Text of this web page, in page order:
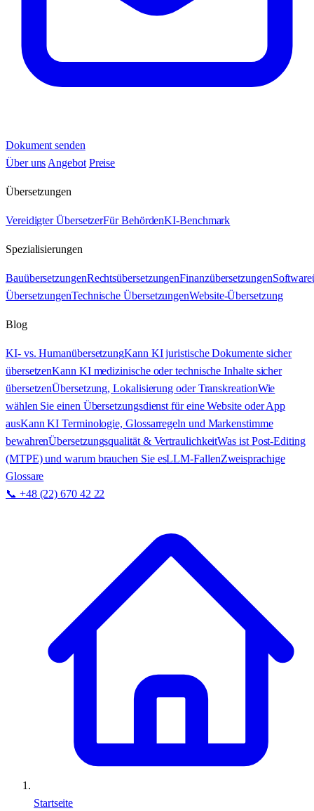
Dokument senden
Über uns Angebot Preise
Übersetzungen
Vereidigter ÜbersetzerFür BehördenKI-Benchmark
Spezialisierungen
BauübersetzungenRechtsübersetzungenFinanzübersetzungen
ÜbersetzungenTechnische ÜbersetzungenWebsite-Übersetzung
Blog
KI- vs. HumanübersetzungKann KI juristische Dokumente sicher
übersetzenKann KI medizinische oder technische Inhalte sicher
übersetzenÜbersetzung, Lokalisierung oder TranskreationWie
wählen Sie einen Übersetzungsdienst für eine Website oder App
ausKann KI Terminologie, Glossarregeln und Markenstimme
bewahrenÜbersetzungsqualität & VertraulichkeitWas ist Post-Editing
(MTPE) und warum brauchen Sie esLLM-FallenZweisprachige
Glossare
📞 +48 (22) 670 42 22
Startseite